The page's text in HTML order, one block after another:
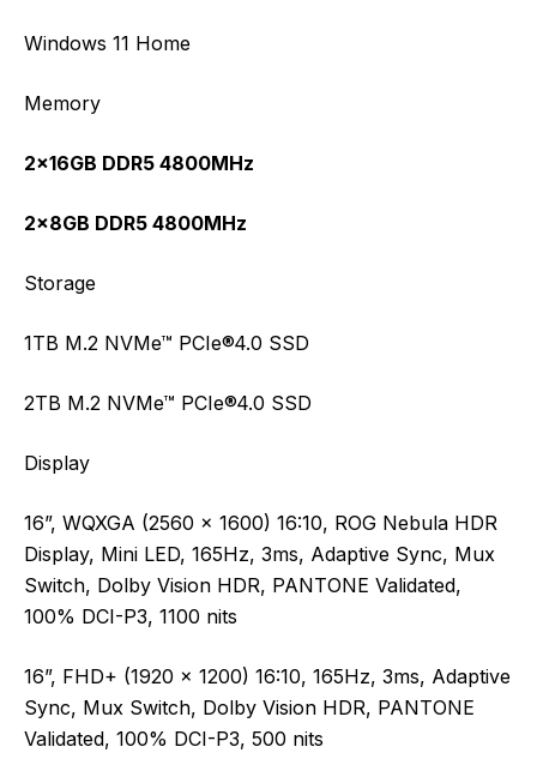
Windows 11 Home
Memory
2x16GB DDR5 4800MHz
2x8GB DDR5 4800MHz
Storage
1TB M.2 NVMe™ PCIe®4.0 SSD
2TB M.2 NVMe™ PCIe®4.0 SSD
Display
16”, WQXGA (2560 x 1600) 16:10, ROG Nebula HDR
Display, Mini LED, 165Hz, 3ms, Adaptive Sync, Mux
Switch, Dolby Vision HDR, PANTONE Validated,
100% DCI-P3, 1100 nits
16”, FHD+ (1920 x 1200) 16:10, 165Hz, 3ms, Adaptive
Sync, Mux Switch, Dolby Vision HDR, PANTONE
Validated, 100% DCI-P3, 500 nits